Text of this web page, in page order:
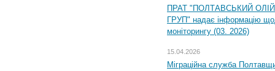
ПРАТ "ПОЛТАВСЬКИЙ
ГРУП" надає інформацію
моніторингу (03. 2026)
15.04.2026
Міграційна служба